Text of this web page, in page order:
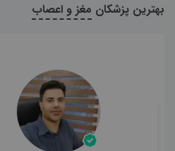
بهترین پزشکان مغز و اعصاب